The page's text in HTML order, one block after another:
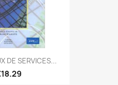
DE SERVICES...